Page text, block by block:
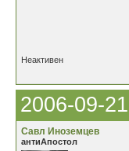
Неактивен
2006-09-
Савл Иноземцев
антиАпостол